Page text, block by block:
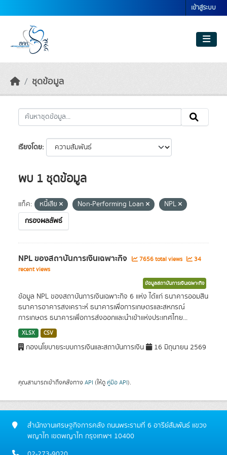
เข้าสู่ระบบ
ชุดข้อมูล
เรียงโดย
พบ 1 ชุดข้อมูล
แท็ค: หนี้เสีย Non-Performing Loan
NPL
กรองผลลัพธ์
NPL ของสถาบันการเงินเฉพาะกิจ 7656 total views
34
recent views
ข้อมูลสถาบันการเงินเฉพาะกิจ
ข้อมูล NPL ของสถาบันการเงินเฉพาะกิจ 6 แห่ง ได้แก่ ธนาคารออมสิน
ธนาคารอาคารสงเคราะห์ ธนาคารเพื่อการเกษตรและสหกรณ์
การเกษตร ธนาคารเพื่อการส่งออกและนำเข้าแห่งประเทศไทย...
XLSX CSV
กองนโยบายระบบการเงินและสถาบันการเงิน 16 มิถุนายน 2569
คุณสามารถเข้าถึงคลังทาง API (ให้ดู คู่มือ API).
สำนักงานเศรษฐกิจการคลัง ถนนพระรามที่ 6 อารีย์สัมพันธ์ แขวง
พญาไท เขตพญาไท กรุงเทพฯ 10400